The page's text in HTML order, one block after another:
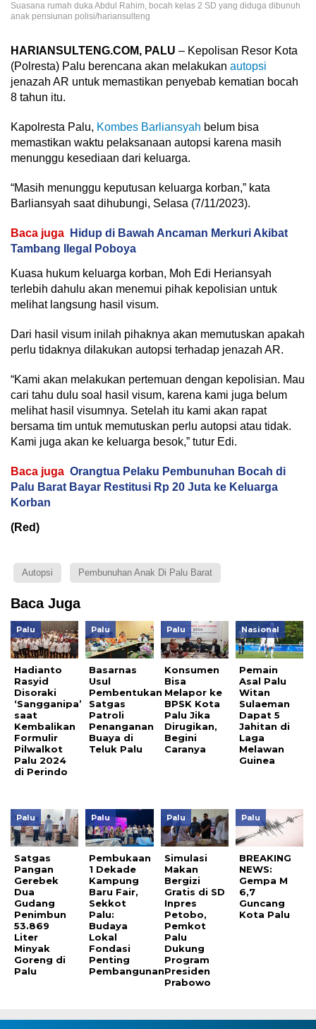
Suasana rumah duka Abdul Rahim, bocah kelas 2 SD yang diduga dibunuh
anak pensiunan polisi/hariansulteng
HARIANSULTENG.COM, PALU – Kepolisan Resor Kota
(Polresta) Palu berencana akan melakukan autopsi
jenazah AR untuk memastikan penyebab kematian bocah
8 tahun itu.
Kapolresta Palu, Kombes Barliansyah belum bisa
memastikan waktu pelaksanaan autopsi karena masih
menunggu kesediaan dari keluarga.
“Masih menunggu keputusan keluarga korban,” kata
Barliansyah saat dihubungi, Selasa (7/11/2023).
Baca juga
Hidup di Bawah Ancaman Merkuri Akibat
Tambang Ilegal Poboya
Kuasa hukum keluarga korban, Moh Edi Heriansyah
terlebih dahulu akan menemui pihak kepolisian untuk
melihat langsung hasil visum.
Dari hasil visum inilah pihaknya akan memutuskan apakah
perlu tidaknya dilakukan autopsi terhadap jenazah AR.
“Kami akan melakukan pertemuan dengan kepolisian. Mau
cari tahu dulu soal hasil visum, karena kami juga belum
melihat hasil visumnya. Setelah itu kami akan rapat
bersama tim untuk memutuskan perlu autopsi atau tidak.
Kami juga akan ke keluarga besok,” tutur Edi.
Baca juga Orangtua Pelaku Pembunuhan Bocah di
Palu Barat Bayar Restitusi Rp 20 Juta ke Keluarga
Korban
(Red)
Autopsi Pembunuhan Anak Di Palu Barat
Baca Juga
Palu
Hadianto
Rasyid
Disoraki
‘Sangganipa’
saat
Kembalikan
Formulir
Pilwalkot
Palu 2024
di Perindo
Palu
Basarnas
Usul
Pembentukan
Satgas
Patroli
Penanganan
Buaya di
Teluk Palu
Palu
Konsumen
Bisa
Melapor ke
BPSK Kota
Palu Jika
Dirugikan,
Begini
Caranya
Nasional
Pemain
Asal Palu
Witan
Sulaeman
Dapat 5
Jahitan di
Laga
Melawan
Guinea
Palu
Satgas
Pangan
Gerebek
Dua
Gudang
Penimbun
53.869
Liter
Minyak
Goreng di
Palu
Palu
Pembukaan
1 Dekade
Kampung
Baru Fair,
Sekkot
Palu:
Budaya
Lokal
Fondasi
Penting
Pembangunan
Palu
Simulasi
Makan
Bergizi
Gratis di SD
Inpres
Petobo,
Pemkot
Palu
Dukung
Program
Presiden
Prabowo
Palu
BREAKING
NEWS:
Gempa M
6,7
Guncang
Kota Palu